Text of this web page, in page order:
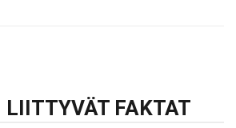
LIITTYVÄT FAKTAT